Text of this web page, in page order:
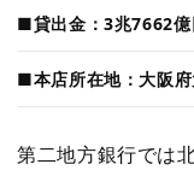
■貸出金：3兆7662億
■本店所在地：大阪
第二地方銀行では